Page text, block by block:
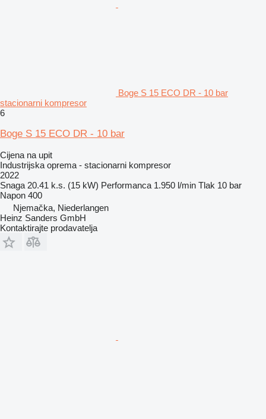
Boge S 15 ECO DR - 10 bar
stacionarni kompresor
6
Boge S 15 ECO DR - 10 bar
Cijena na upit
Industrijska oprema - stacionarni kompresor
2022
Snaga 20.41 k.s. (15 kW) Performanca 1.950 l/min Tlak 10 bar
Napon 400
Njemačka, Niederlangen
Heinz Sanders GmbH
Kontaktirajte prodavatelja